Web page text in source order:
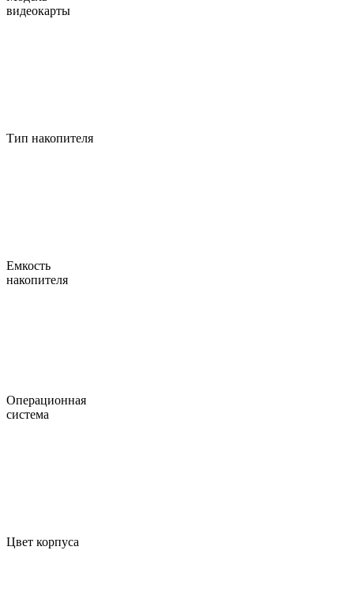
видеокарты
Тип накопителя
Емкость
накопителя
Операционная
система
Цвет корпуса